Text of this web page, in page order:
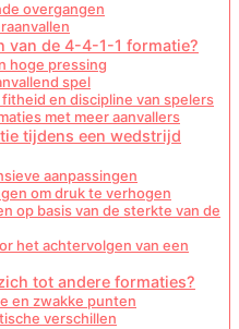
overgangen
van de 4-4-1-1 formatie?
hoge pressing
spel
en discipline van spelers
met meer aanvallers
tijdens een wedstrijd
aanpassingen
om druk te verhogen
op basis van de sterkte van de
het achtervolgen van een
tot andere formaties?
en zwakke punten
verschillen